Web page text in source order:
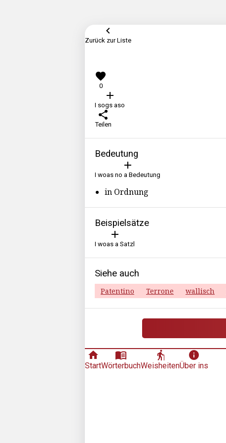
keyboard_arrow_left
Zurück zur Liste
favorite
0
add
I sogs aso
share
Teilen
Bedeutung
add
I woas no a Bedeutung
in Ordnung
Beispielsätze
add
I woas a Satzl
Siehe auch
Patentino Terrone wallisch
home
Start
menu_book
Wörterbuch
elderly
Weisheiten
info
Über ins